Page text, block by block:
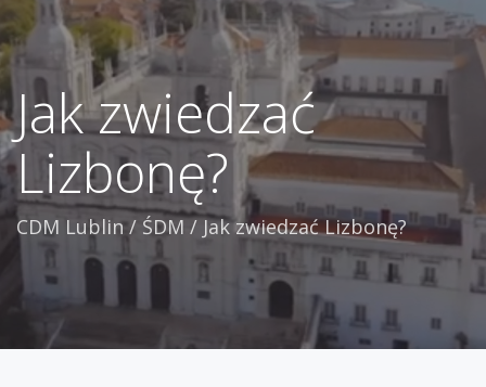
Jak zwiedzać
Lizbonę?
CDM Lublin/ ŚDM/Jak zwiedzać Lizbonę?